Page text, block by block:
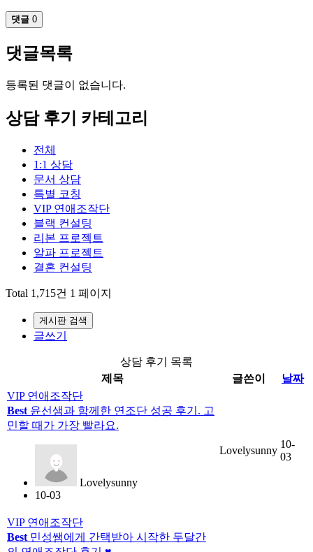
댓글 0
댓글목록
등록된 댓글이 없습니다.
상담 후기 카테고리
전체
1:1 상담
문서 상담
특별 코칭
VIP 연애조작단
블랙 컨설팅
리본 프로젝트
알파 프로젝트
결혼 컨설팅
Total 1,715건 1 페이지
게시판 검색
글쓰기
상담 후기 목록
제목
글쓴이
날짜
VIP 연애조작단
Best 윤선샘과 함께한 연조단 성공 후기. 고
민할 때가 가장 빨라요.
Lovelysunny
10-03
Lovelysunny
10-
03
VIP 연애조작단
Best 민성쌤에게 간택받아 시작한 두달간